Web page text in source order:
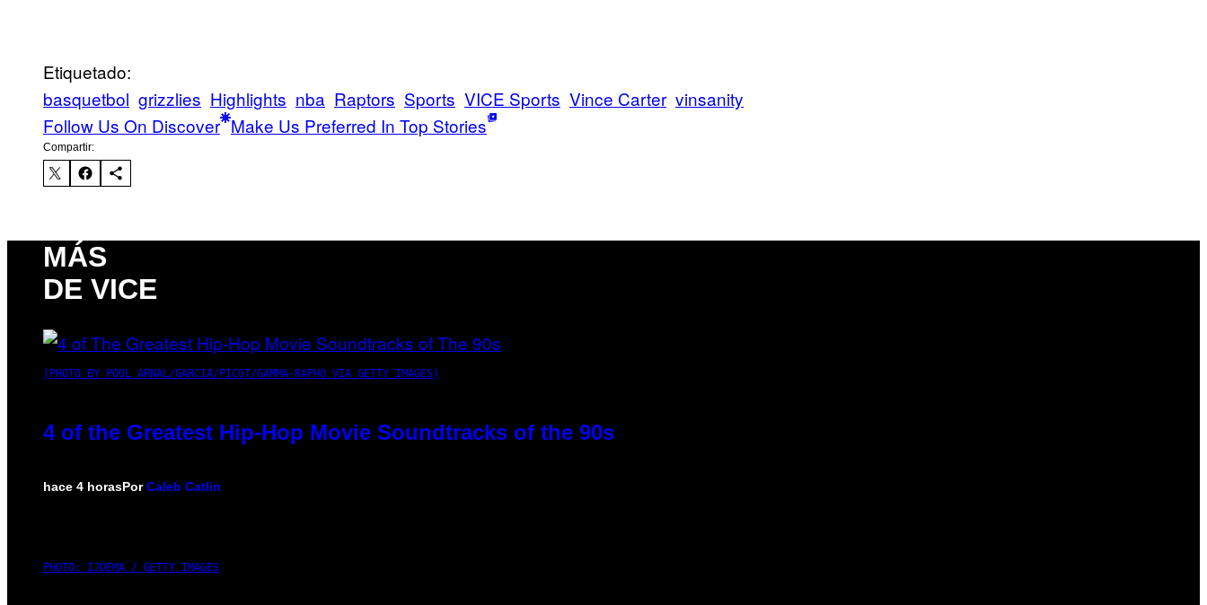
Etiquetado:
basquetbol grizzlies Highlights nba Raptors Sports VICE Sports Vince Carter vinsanity
Follow Us On Discover Make Us Preferred In Top Stories
Compartir:
MÁS
DE VICE
(PHOTO BY POOL ARNAL/GARCIA/PICOT/GAMMA-RAPHO VIA GETTY IMAGES)
4 of the Greatest Hip-Hop Movie Soundtracks of the 90s
hace 4 horasPorCaleb Catlin
PHOTO: IJDEMA / GETTY IMAGES